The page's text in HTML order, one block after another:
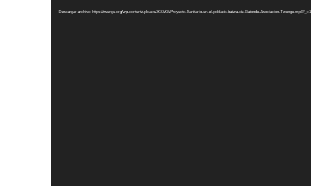
Descargar archivo: https://twenge.org/wp-content/uploads/2022/08/Proyecto-Sanitario-en-el-poblado-batwa-de-Gatonde-Asociacion-Twenge.mp4?_=1